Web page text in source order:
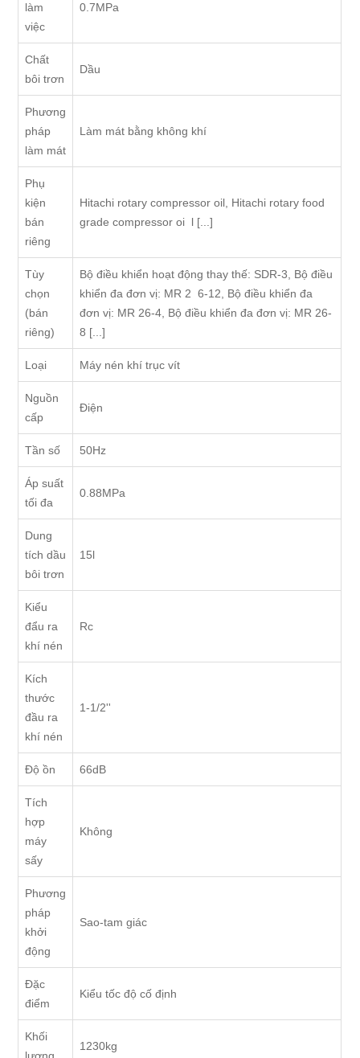
làm
việc
0.7MPa
Chất
bôi trơn
Dầu
Phương
pháp
làm mát
Làm mát bằng không khí
Phụ
kiện
bán
riêng
Hitachi rotary compressor oil, Hitachi rotary food
grade compressor oi l [...]
Tùy
chọn
(bán
riêng)
Bộ điều khiển hoạt động thay thế: SDR-3, Bộ điều
khiển đa đơn vị: MR 2 6-12, Bộ điều khiển đa
đơn vị: MR 26-4, Bộ điều khiển đa đơn vị: MR 26-
8 [...]
Loại Máy nén khí trục vít
Nguồn
cấp
Điện
Tần số 50Hz
Áp suất
tối đa
0.88MPa
Dung
tích dầu
bôi trơn
15l
Kiểu
đẩu ra
khí nén
Rc
Kích
thước
đầu ra
khí nén
1-1/2''
Độ ồn 66dB
Tích
hợp
máy
sấy
Không
Phương
pháp
khởi
động
Sao-tam giác
Đặc
điểm
Kiểu tốc độ cố định
Khối
1230kg